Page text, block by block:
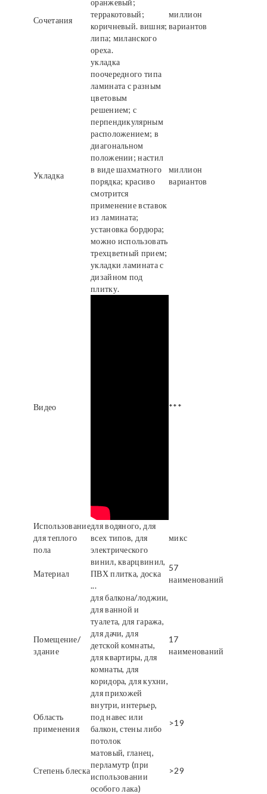
Сочетания
оранжевый;
терракотовый;
коричневый. вишня;
липа; миланского
ореха.
миллион
вариантов
Укладка
укладка
поочередного типа
ламината с разным
цветовым
решением; с
перпендикулярным
расположением; в
диагональном
положении; настил
в виде шахматного
порядка; красиво
смотрится
применение вставок
из ламината;
установка бордюра;
можно использовать
трехцветный прием;
укладки ламината с
дизайном под
плитку.
миллион
вариантов
Видео ***
Использование
для теплого
пола
для водяного, для
всех типов, для
электрического
микс
Материал
винил, кварцвинил,
ПВХ плитка, доска
...
57
наименований
Помещение/
здание
для балкона/лоджии,
для ванной и
туалета, для гаража,
для дачи, для
детской комнаты,
для квартиры, для
комнаты, для
коридора, для кухни,
для прихожей
17
наименований
Область
применения
внутри, интерьер,
под навес или
балкон, стены либо
потолок
>19
Степень блеска
матовый, гланец,
перламутр (при
использовании
особого лака)
>29